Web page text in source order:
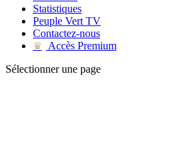
Statistiques
Peuple Vert TV
Contactez-nous
♛
Accès Premium
Sélectionner une page